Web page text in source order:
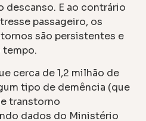
descanso. E ao contrário
passageiro, os
são persistentes e
tempo.
cerca de 1,2 milhão de
tipo de demência (que
transtorno
dados do Ministério